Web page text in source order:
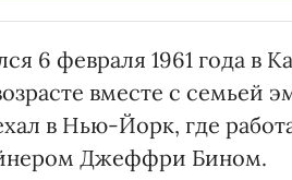
6 февраля 1961 года в
вместе с семьей
в Нью-Йорк, где
Джеффри Бином.